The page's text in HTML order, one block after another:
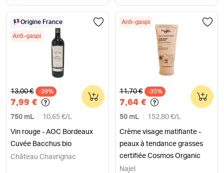
Origine France
Anti-gaspi
Ancien prix
13,00 € -39%
7,99 €
750 mL 10,65 €/ L
Vin rouge - AOC Bordeaux
Cuvée Bacchus bio
0
Château Chavrignac
Anti-gaspi
Ancien prix
11,70 € -35%
7,64 €
50 mL 152,80 €/ L
Crème visage matifiante -
peaux à tendance grasses
certifiée Cosmos Organic
0
Najel